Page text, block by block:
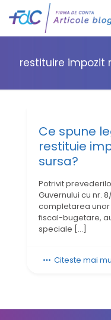
restituire impozit
Ce spune
restituie
sursa?
Potrivit
Guvernului cu nr.
completarea
fiscal-bugetare,
speciale […]
Citeste mai